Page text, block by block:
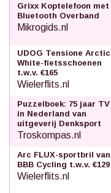
Grixx Koptelefoon met
Bluetooth Overband
Mikrogids.nl
UDOG Tensione Arctic
White-fietsschoenen
t.w.v. €165
Wielerflits.nl
Puzzelboek: 75 jaar TV
in Nederland van
uitgeverij Denksport
Troskompas.nl
Arc FLUX-sportbril van
BBB Cycling t.w.v. €129
Wielerflits.nl